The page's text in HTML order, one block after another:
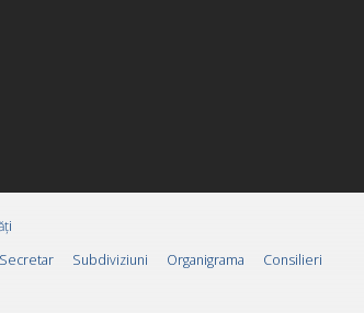
Secretar Subdiviziuni Organigrama
Consilieri